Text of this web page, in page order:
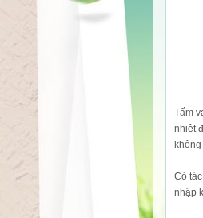
Tấm
nhiệt
Có
nhập